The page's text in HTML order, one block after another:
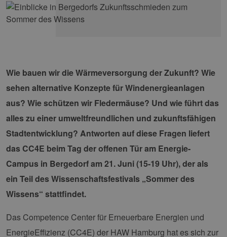
Wie bauen wir die Wärmeversorgung der Zukunft? Wie
sehen alternative Konzepte für Windenergieanlagen
aus? Wie schützen wir Fledermäuse? Und wie führt das
alles zu einer umweltfreundlichen und zukunftsfähigen
Stadtentwicklung? Antworten auf diese Fragen liefert
das CC4E beim Tag der offenen Tür am Energie-
Campus in Bergedorf am 21. Juni (15-19 Uhr), der als
ein Teil des Wissenschaftsfestivals „Sommer des
Wissens“ stattfindet.
Das Competence Center für Erneuerbare Energien und
EnergieEffizienz (CC4E) der HAW Hamburg hat es sich zur